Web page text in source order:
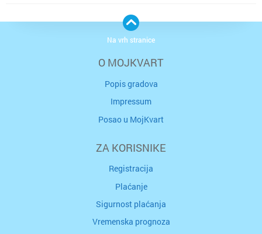
O MOJKVART
Popis gradova
Impressum
Posao u MojKvart
ZA KORISNIKE
Registracija
Plaćanje
Sigurnost plaćanja
Vremenska prognoza
Na vrh stranice